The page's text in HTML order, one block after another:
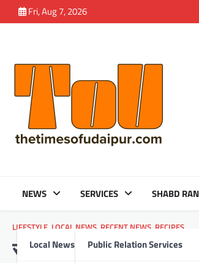
to
Fri, Aug 7, 2026
NEWS
Local News
SERVICES
Public Relation Services
SHABD
LIFESTYLE LOCAL NEWS RECENT NEWS RECIPES
संविधान लोकतंत्र की